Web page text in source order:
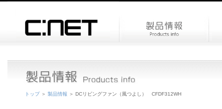
トップ＞ 製品情報 ＞ DCリビングファン（風つよし） CFDF312WH